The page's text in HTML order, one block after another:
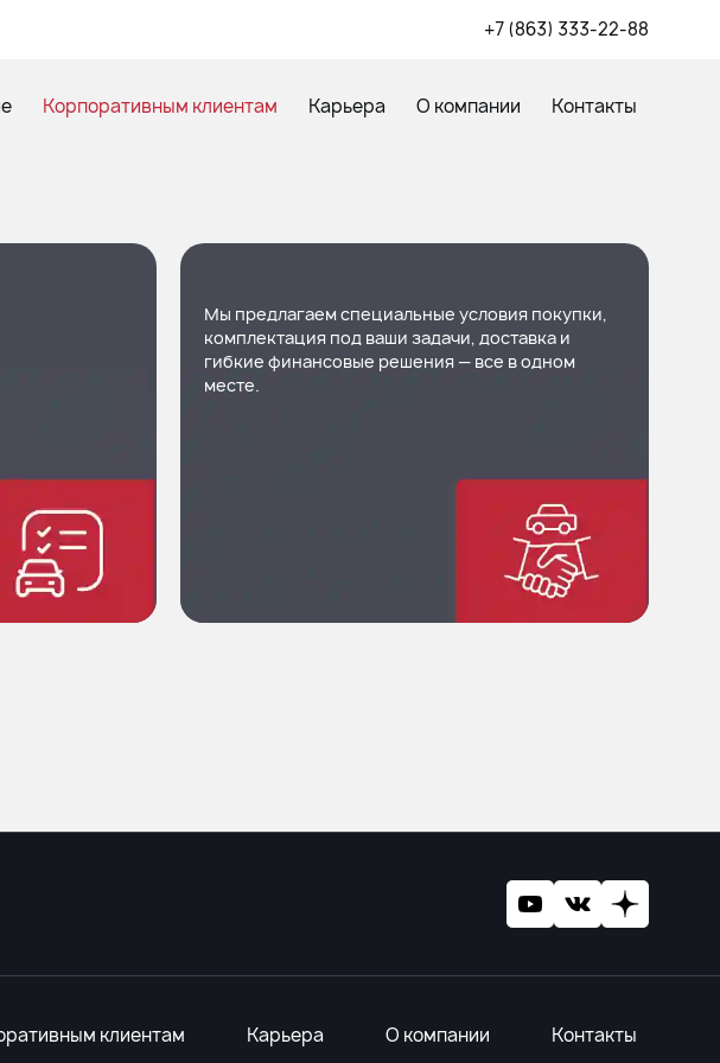
+7 (863) 333-22-88
Корпоративным клиентам Карьера О компании Контакты
Мы предлагаем специальные условия покупки,
комплектация под ваши задачи, доставка и
гибкие финансовые решения — все в одном
месте.
клиентам Карьера О компании Контакты